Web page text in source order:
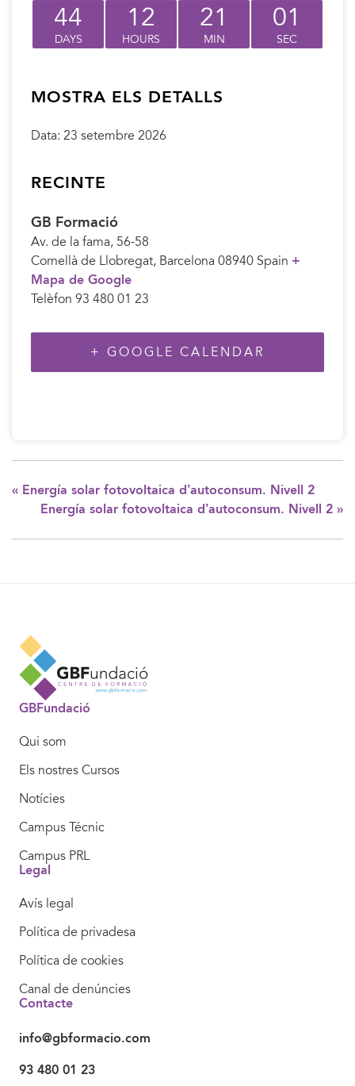
44
DAYS
12
HOURS
21
MIN
01
SEC
MOSTRA ELS DETALLS
Data: 23 setembre 2026
RECINTE
GB Formació
Av. de la fama, 56-58
Cornellà de Llobregat, Barcelona 08940 Spain +
Mapa de Google
Telèfon 93 480 01 23
+ GOOGLE CALENDAR
« Energía solar fotovoltaica d’autoconsum. Nivell 2
Energía solar fotovoltaica d’autoconsum. Nivell 2 »
GBFundació
Qui som
Els nostres Cursos
Notícies
Campus Técnic
Campus PRL
Legal
Avís legal
Política de privadesa
Política de cookies
Canal de denúncies
Contacte
info@gbformacio.com
93 480 01 23